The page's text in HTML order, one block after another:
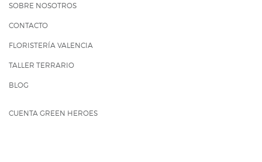
SOBRE NOSOTROS
CONTACTO
FLORISTERÍA VALENCIA
TALLER TERRARIO
BLOG
CUENTA GREEN HEROES